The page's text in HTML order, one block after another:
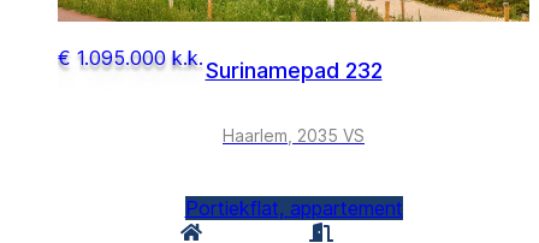
€ 1.095.000 k.k.Surinamepad 232
Haarlem, 2035 VS
Portiekflat, appartement